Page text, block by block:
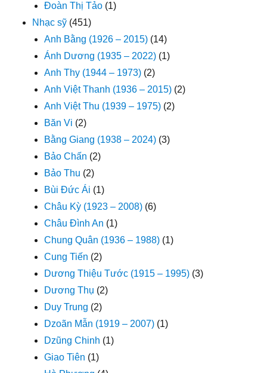
Đoàn Thị Tảo (1)
Nhạc sỹ (451)
Anh Bằng (1926 – 2015) (14)
Ánh Dương (1935 – 2022) (1)
Anh Thy (1944 – 1973) (2)
Anh Việt Thanh (1936 – 2015) (2)
Anh Việt Thu (1939 – 1975) (2)
Băn Vi (2)
Bằng Giang (1938 – 2024) (3)
Bảo Chấn (2)
Bảo Thu (2)
Bùi Đức Ái (1)
Châu Kỳ (1923 – 2008) (6)
Châu Đình An (1)
Chung Quân (1936 – 1988) (1)
Cung Tiến (2)
Dương Thiệu Tước (1915 – 1995) (3)
Dương Thụ (2)
Duy Trung (2)
Dzoãn Mẫn (1919 – 2007) (1)
Dzũng Chinh (1)
Giao Tiên (1)